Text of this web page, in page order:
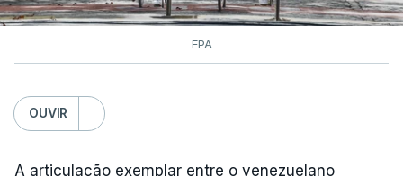
EPA
OUVIR
A articulação exemplar entre o venezuelano